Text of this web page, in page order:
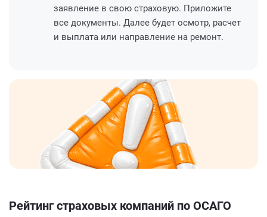
заявление в свою страховую. Приложите
все документы. Далее будет осмотр, расчет
и выплата или направление на ремонт.
Рейтинг страховых компаний по ОСАГО